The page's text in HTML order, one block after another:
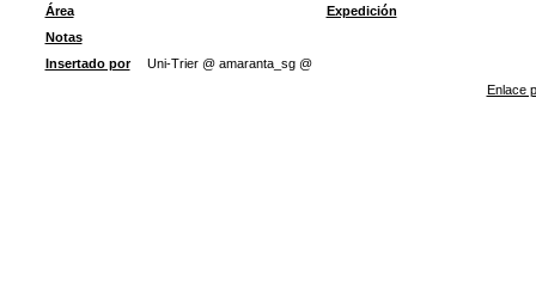
Área
Expedición
Notas
Insertado por
Uni-Trier @ amaranta_sg @
Enlace